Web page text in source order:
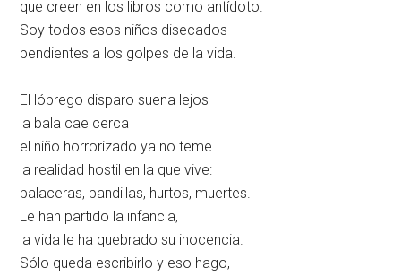
que creen en los libros como antídoto.
Soy todos esos niños disecados
pendientes a los golpes de la vida.
El lóbrego disparo suena lejos
la bala cae cerca
el niño horrorizado ya no teme
la realidad hostil en la que vive:
balaceras, pandillas, hurtos, muertes.
Le han partido la infancia,
la vida le ha quebrado su inocencia.
Sólo queda escribirlo y eso hago,